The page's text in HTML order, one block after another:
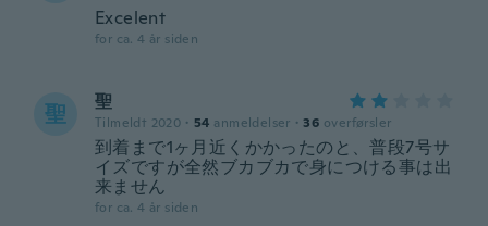
Excelent
for ca. 4 år siden
聖 聖
Tilmeldt 2020 · 54 anmeldelser · 36 overførsler
到着まで1ヶ月近くかかったのと、普段7号サ
イズですが全然ブカブカで身につける事は出
来ません
for ca. 4 år siden